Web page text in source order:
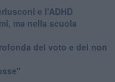
e l’ADHD
ma nella scuola
del voto e del non